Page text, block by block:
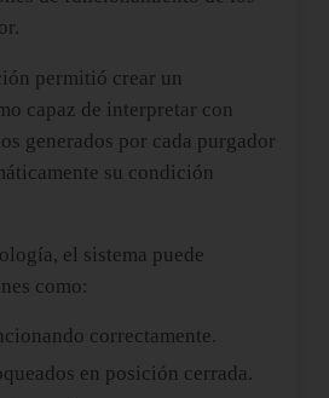
permitió crear un
capaz de interpretar con
generados por cada purgador
su condición
el sistema puede
como:
correctamente.
en posición cerrada.